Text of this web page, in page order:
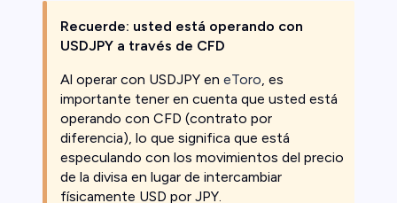
Recuerde: usted está operando con
USDJPY a través de CFD
Al operar con USDJPY en eToro, es
importante tener en cuenta que usted está
operando con CFD (contrato por
diferencia), lo que significa que está
especulando con los movimientos del precio
de la divisa en lugar de intercambiar
físicamente USD por JPY.